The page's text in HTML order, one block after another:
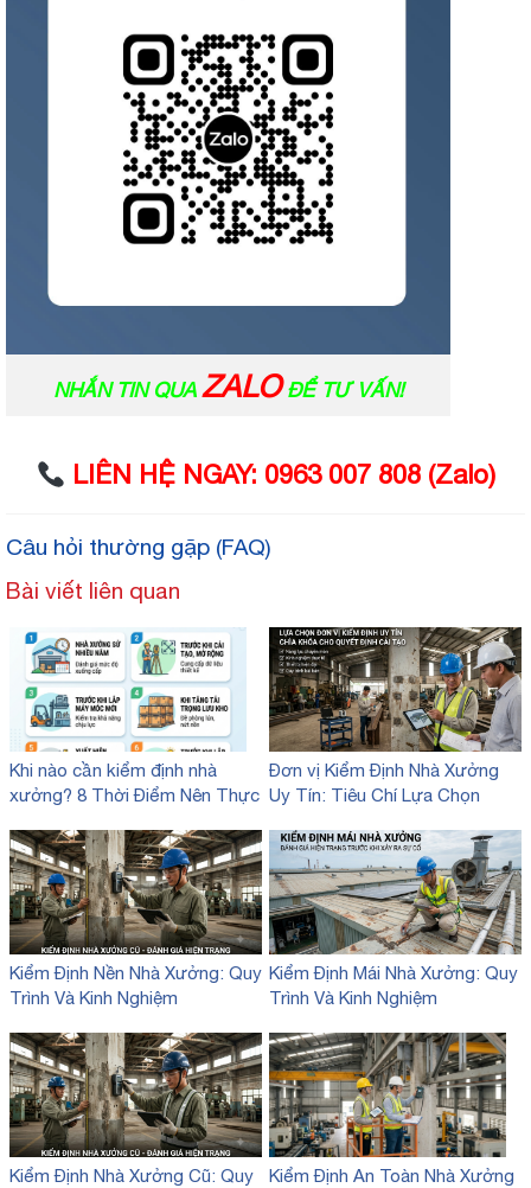
NHẮN TIN QUA ZALOĐỂ TƯ VẤN!
LIÊN HỆ NGAY: 0963 007 808 (Zalo)
Câu hỏi thường gặp (FAQ)
Bài viết liên quan
Khi nào cần kiểm định nhà
xưởng? 8 Thời Điểm Nên Thực
Đơn vị Kiểm Định Nhà Xưởng
Uy Tín: Tiêu Chí Lựa Chọn
Kiểm Định Nền Nhà Xưởng: Quy
Trình Và Kinh Nghiệm
Kiểm Định Mái Nhà Xưởng: Quy
Trình Và Kinh Nghiệm
Kiểm Định Nhà Xưởng Cũ: Quy
Kiểm Định An Toàn Nhà Xưởng